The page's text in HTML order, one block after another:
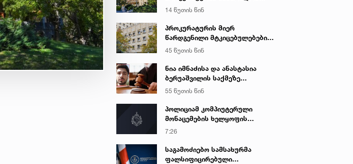
ღალატის და საბოტაჟის ფაქტზე
გამოძიება დაიწყო
14 წუთის წინ
პროკურატურის მიერ
წარდგენილი მტკიცებულებების
საფუძველზე ნარკოტიკული
საშუალების უკანონო შეძენის,
შენახვის და რეალიზაციის
ფაქტზე ბრალდებულს
თავისუფლების აღკვეთა მიუსაჯა
45 წუთის წინ
ნია იმნაძისა და ანასტასია
ბერუაშვილის საქმეზე
სასამართლო დღეს იმსჯელებს
55 წუთის წინ
პოლიციამ კომპიუტერული
მონაცემების ხელყოფის
ბრალდებით ერთი პირი დააკავა,
სისხლისსამართლებრივი დევნა
დაუსწრებლად დაიწყო
7:26
საგამოძიებო სამსახურმა
ფალსიფიცირებული